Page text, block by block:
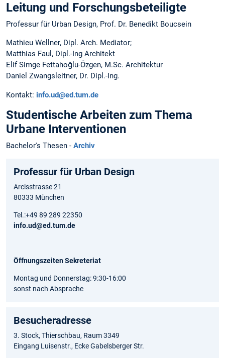
Leitung und Forschungsbeteiligte
Professur für Urban Design, Prof. Dr. Benedikt Boucsein
Mathieu Wellner, Dipl. Arch. Mediator;
Matthias Faul, Dipl.-Ing Architekt
Elif Simge Fettahoğlu-Özgen, M.Sc. Architektur
Daniel Zwangsleitner, Dr. Dipl.-Ing.
Kontakt: info.ud@ed.tum.de
Studentische Arbeiten zum Thema
Urbane Interventionen
Bachelor's Thesen - Archiv
Professur für Urban Design
Arcisstrasse 21
80333 München
Tel.:+49 89 289 22350
info.ud@ed.tum.de
Öffnungszeiten Sekreteriat
Montag und Donnerstag: 9:30-16:00
sonst nach Absprache
Besucheradresse
3. Stock, Thierschbau, Raum 3349
Eingang Luisenstr., Ecke Gabelsberger Str.